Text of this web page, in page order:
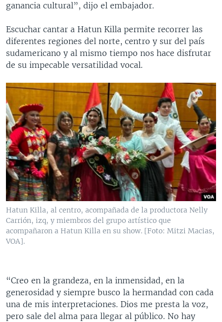
ganancia cultural”, dijo el embajador.
Escuchar cantar a Hatun Killa permite recorrer las
diferentes regiones del norte, centro y sur del país
sudamericano y al mismo tiempo nos hace disfrutar
de su impecable versatilidad vocal.
Hatun Killa, al centro, acompañada de la productora Nelly
Carrión, izq, y miembros del grupo artístico que
acompañaron a Hatun Killa en su show. [Foto: Mitzi Macias,
VOA].
“Creo en la grandeza, en la inmensidad, en la
generosidad y siempre busco la hermandad con cada
una de mis interpretaciones. Dios me presta la voz,
pero sale del alma para llegar al público. No hay